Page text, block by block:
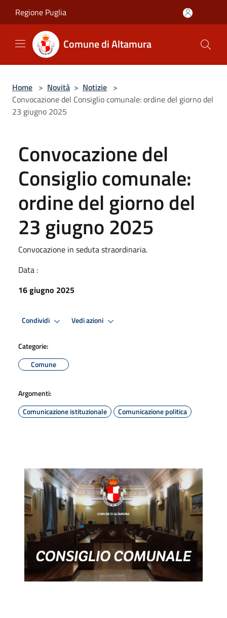
Regione Puglia
Comune di Altamura
Home > Novità > Notizie >
Convocazione del Consiglio comunale: ordine del giorno del
23 giugno 2025
Convocazione del
Consiglio comunale:
ordine del giorno del
23 giugno 2025
Convocazione in seduta straordinaria.
Data :
16 giugno 2025
Condividi Vedi azioni
Categorie:
Comune
Argomenti:
Comunicazione istituzionale
Comunicazione politica